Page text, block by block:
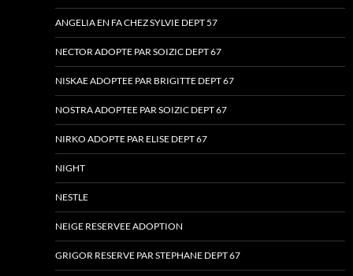
ANGELIA EN FA CHEZ SYLVIE DEPT 57
NECTOR ADOPTE PAR SOIZIC DEPT 67
NISKAE ADOPTEE PAR BRIGITTE DEPT 67
NOSTRA ADOPTEE PAR SOIZIC DEPT 67
NIRKO ADOPTE PAR ELISE DEPT 67
NIGHT
NESTLE
NEIGE RESERVEE ADOPTION
GRIGOR RESERVE PAR STEPHANE DEPT 67